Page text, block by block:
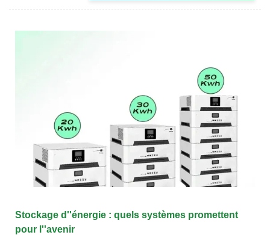
Stockage d''énergie : quels systèmes promettent
pour l''avenir